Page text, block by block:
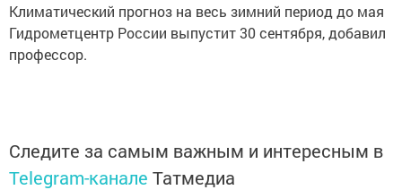
Климатический прогноз на весь зимний период до мая
Гидрометцентр России выпустит 30 сентября, добавил
профессор.
Следите за самым важным и интересным в
Telegram-канале Татмедиа